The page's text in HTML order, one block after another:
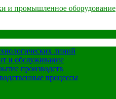
и промышленное оборудование
линий
и обслуживание
производств
процессы